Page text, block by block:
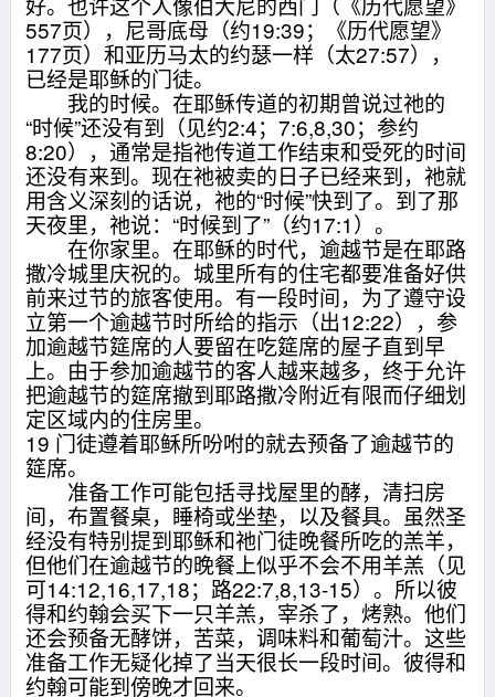
557页），尼哥底母（约19:39；《历代愿望》
177页）和亚历马太的约瑟一样（太27:57），
已经是耶稣的门徒。
我的时候。在耶稣传道的初期曾说过祂的
“时候”还没有到（见约2:4；7:6,8,30；参约
8:20），通常是指祂传道工作结束和受死的时间
还没有来到。现在祂被卖的日子已经来到，祂就
用含义深刻的话说，祂的“时候”快到了。到了那
天夜里，祂说：“时候到了”（约17:1）。
在你家里。在耶稣的时代，逾越节是在耶路
撒冷城里庆祝的。城里所有的住宅都要准备好供
前来过节的旅客使用。有一段时间，为了遵守设
立第一个逾越节时所给的指示（出12:22），参
加逾越节筵席的人要留在吃筵席的屋子直到早
上。由于参加逾越节的客人越来越多，终于允许
把逾越节的筵席撤到耶路撒冷附近有限而仔细划
定区域内的住房里。
19 门徒遵着耶稣所吩咐的就去预备了逾越节的
筵席。
准备工作可能包括寻找屋里的酵，清扫房
间，布置餐桌，睡椅或坐垫，以及餐具。虽然圣
经没有特别提到耶稣和祂门徒晚餐所吃的羔羊，
但他们在逾越节的晚餐上似乎不会不用羊羔（见
可14:12,16,17,18；路22:7,8,13-15）。所以彼
得和约翰会买下一只羊羔，宰杀了，烤熟。他们
还会预备无酵饼，苦菜，调味料和葡萄汁。这些
准备工作无疑化掉了当天很长一段时间。彼得和
约翰可能到傍晚才回来。